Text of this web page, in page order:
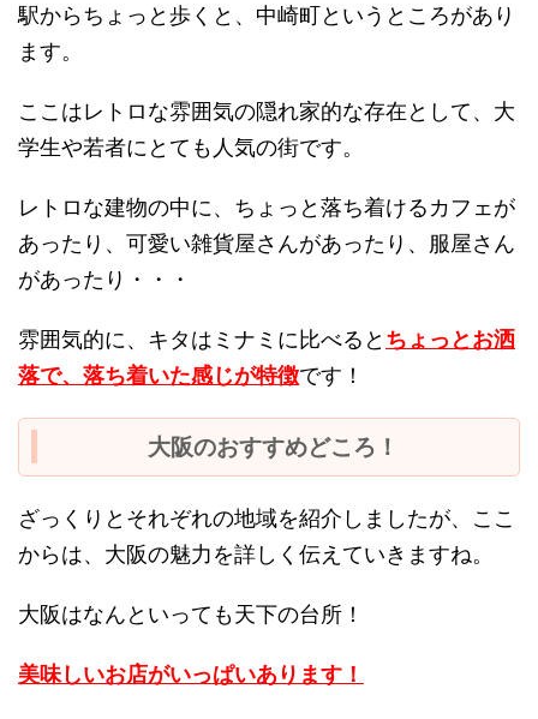
駅からちょっと歩くと、中崎町というところがあり
ます。
ここはレトロな雰囲気の隠れ家的な存在として、大
学生や若者にとても人気の街です。
レトロな建物の中に、ちょっと落ち着けるカフェが
あったり、可愛い雑貨屋さんがあったり、服屋さん
があったり・・・
雰囲気的に、キタはミナミに比べると ちょっとお洒
落で、落ち着いた感じが特徴です！
大阪のおすすめどころ！
ざっくりとそれぞれの地域を紹介しましたが、ここ
からは、大阪の魅力を詳しく伝えていきますね。
大阪はなんといっても天下の台所！
美味しいお店がいっぱいあります！